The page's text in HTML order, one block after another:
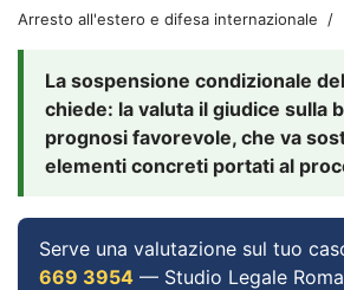
Arresto all'estero e difesa internazionale
La sospensione condizionale
chiede: la valuta il giudice sulla
prognosi favorevole, che va
elementi concreti portati al
Serve una valutazione sul tuo
669 3954 — Studio Legale